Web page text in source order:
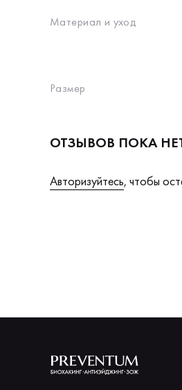
Материал и уход
Размер
ОТЗЫВОВ ПОКА
Авторизуйтесь, чтобы